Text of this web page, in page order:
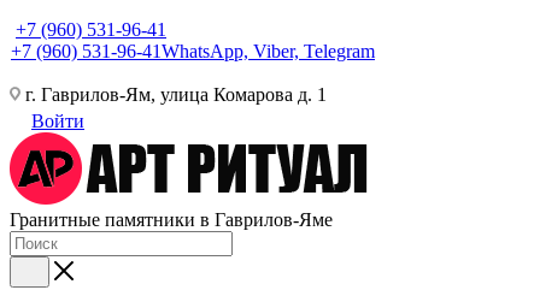
+7 (960) 531-96-41
+7 (960) 531-96-41WhatsApp, Viber, Telegram
г. Гаврилов-Ям, улица Комарова д. 1
Войти
Гранитные памятники в Гаврилов-Яме